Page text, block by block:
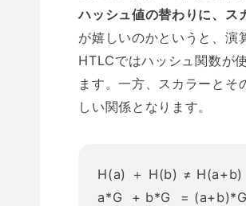
ハッシュ値の替わりに、ス
が嬉しいのかというと、演
HTLCではハッシュ関数が
ます。一方、スカラーと
しい関係となります。
H(a) ＋ H(b) ≠ H(a+b)
a*G + b*G = (a+b)*G